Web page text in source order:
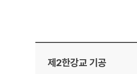
제2한강교 기공